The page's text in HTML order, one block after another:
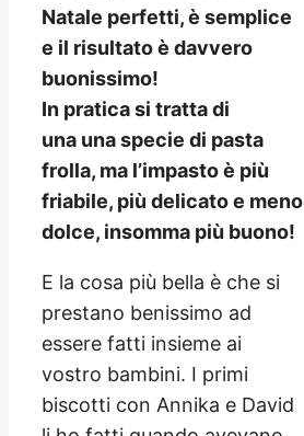
Natale perfetti, è semplice
e il risultato è davvero
buonissimo!
In pratica si tratta di
una una specie di pasta
frolla, ma l’impasto è più
friabile, più delicato e meno
dolce, insomma più buono!
E la cosa più bella è che si
prestano benissimo ad
essere fatti insieme ai
vostro bambini. I primi
biscotti con Annika e David